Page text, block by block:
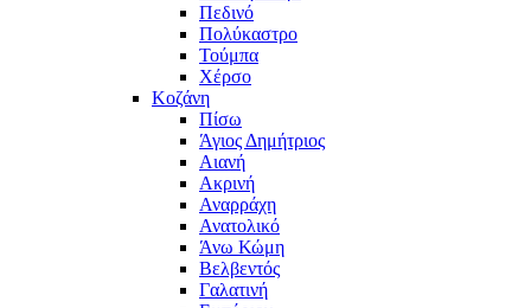
Πεδινό
Πολύκαστρο
Τούμπα
Χέρσο
Κοζάνη
Πίσω
Άγιος Δημήτριος
Αιανή
Ακρινή
Αναρράχη
Ανατολικό
Άνω Κώμη
Βελβεντός
Γαλατινή